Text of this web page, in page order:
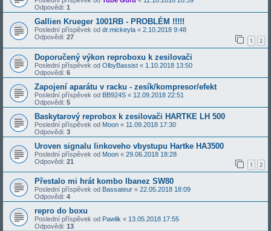
Odpovědi: 1
Gallien Krueger 1001RB - PROBLÉM !!!!!
Poslední příspěvek od dr.mickeyla « 2.10.2018 9:48
Odpovědi: 27 1 2
Doporučený výkon reproboxu k zesilovači
Poslední příspěvek od OlbyBassist « 1.10.2018 13:50
Odpovědi: 6
Zapojení aparátu v racku - zesík/kompresor/efekt
Poslední příspěvek od BB924S « 12.09.2018 22:51
Odpovědi: 5
Baskytarový reprobox k zesilovači HARTKE LH 500
Poslední příspěvek od Moon « 11.09.2018 17:30
Odpovědi: 3
Uroven signalu linkoveho vbystupu Hartke HA3500
Poslední příspěvek od Moon « 29.06.2018 18:28
Odpovědi: 21 1 2
Přestalo mi hrát kombo Ibanez SW80
Poslední příspěvek od Bassateur « 22.05.2018 18:09
Odpovědi: 4
repro do boxu
Poslední příspěvek od Pawlik « 13.05.2018 17:55
Odpovědi: 13